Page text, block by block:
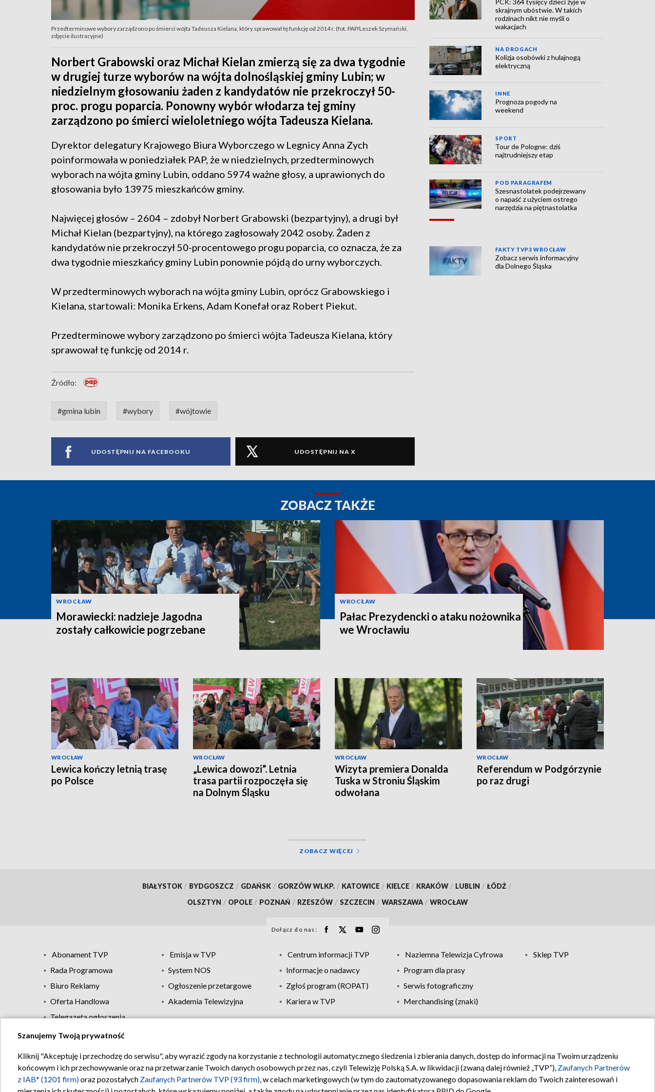
Przedterminowe wybory zarządzono po śmierci wójta Tadeusza Kielana, który sprawował tę funkcję od 2014 r. (fot. PAP/Leszek Szymański,
zdjęcie ilustracyjne)
Norbert Grabowski oraz Michał Kielan zmierzą się za dwa tygodnie
w drugiej turze wyborów na wójta dolnośląskiej gminy Lubin; w
niedzielnym głosowaniu żaden z kandydatów nie przekroczył 50-
proc. progu poparcia. Ponowny wybór włodarza tej gminy
zarządzono po śmierci wieloletniego wójta Tadeusza Kielana.
Dyrektor delegatury Krajowego Biura Wyborczego w Legnicy Anna Zych
poinformowała w poniedziałek PAP, że w niedzielnych, przedterminowych
wyborach na wójta gminy Lubin, oddano 5974 ważne głosy, a uprawionych do
głosowania było 13975 mieszkańców gminy.
Najwięcej głosów – 2604 – zdobył Norbert Grabowski (bezpartyjny), a drugi był
Michał Kielan (bezpartyjny), na którego zagłosowały 2042 osoby. Żaden z
kandydatów nie przekroczył 50-procentowego progu poparcia, co oznacza, że za
dwa tygodnie mieszkańcy gminy Lubin ponownie pójdą do urny wyborczych.
W przedterminowych wyborach na wójta gminy Lubin, oprócz Grabowskiego i
Kielana, startowali: Monika Erkens, Adam Konefał oraz Robert Piekut.
Przedterminowe wybory zarządzono po śmierci wójta Tadeusza Kielana, który
sprawował tę funkcję od 2014 r.
Źródło:
#gmina lubin #wybory #wójtowie
UDOSTĘPNIJ NA FACEBOOKU UDOSTĘPNIJ NA X
skrajnym ubóstwie. W takich
rodzinach nikt nie myśli o
wakacjach
NA DROGACH
Kolizja osobówki z hulajnogą
elektryczną
INNE
Prognoza pogody na
weekend
SPORT
Tour de Pologne: dziś
najtrudniejszy etap
POD PARAGRAFEM
Szesnastolatek podejrzewany
o napaść z użyciem ostrego
narzędzia na piętnastolatka
FAKTY TVP3 WROCŁAW
Zobacz serwis informacyjny
dla Dolnego Śląska
ZOBACZ TAKŻE
WROCŁAW
Morawiecki: nadzieje Jagodna
zostały całkowicie pogrzebane
WROCŁAW
Pałac Prezydencki o ataku nożownika
we Wrocławiu
WROCŁAW
Lewica kończy letnią trasę
po Polsce
WROCŁAW
„Lewica dowozi”. Letnia
trasa partii rozpoczęła się
na Dolnym Śląsku
WROCŁAW
Wizyta premiera Donalda
Tuska w Stroniu Śląskim
odwołana
WROCŁAW
Referendum w Podgórzynie
po raz drugi
ZOBACZ WIĘCEJ
BIAŁYSTOK / BYDGOSZCZ / GDAŃSK / GORZÓW WLKP. / KATOWICE / KIELCE / KRAKÓW / LUBLIN / ŁÓDŹ /
OLSZTYN / OPOLE / POZNAŃ / RZESZÓW / SZCZECIN / WARSZAWA / WROCŁAW
Dołącz do nas:
Abonament TVP Emisja w TVP Centrum informacji TVP Naziemna Telewizja Cyfrowa
Sklep TVP
Rada Programowa
System NOS Informacje o nadawcy
Program dla prasy
Biuro Reklamy
Ogłoszenie przetargowe Zgłoś program (ROPAT)
Serwis fotograficzny
Oferta Handlowa
Akademia Telewizyjna Kariera w TVP
Merchandising (znaki)
Telegazeta ogłoszenia
Regulamin TVP Polityka prywatności Moje zgody Pomoc Biuro reklamy Kontakt
Szanujemy Twoją prywatność
Kliknij "Akceptuję i przechodzę do serwisu", aby wyrazić zgody na korzystanie z technologii automatycznego śledzenia i zbierania danych, dostęp do informacji na Twoim urządzeniu
końcowym i ich przechowywanie oraz na przetwarzanie Twoich danych osobowych przez nas, czyli Telewizję Polską S.A. w likwidacji (zwaną dalej również „TVP”), Zaufanych Partnerów
z IAB* (1201 firm)oraz pozostałych Zaufanych Partnerów TVP (93 firm), w celach marketingowych (w tym do zautomatyzowanego dopasowania reklam do Twoich zainteresowań i